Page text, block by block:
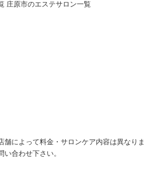
庄原市のエステサロン一覧
によって料金・サロンケア内容は異なりま
合わせ下さい。